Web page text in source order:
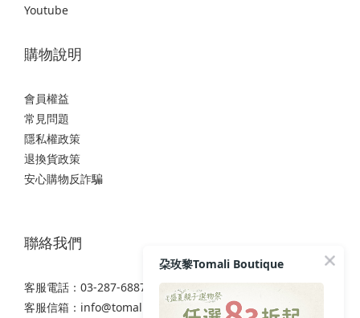
Youtube
購物說明
會員權益
常見問題
隱私權政策
退換貨政策
安心購物反詐騙
聯絡我們
客服電話：03-287-6887
客服信箱： info@tomali.com.tw
朶玫黎Tomali Boutique